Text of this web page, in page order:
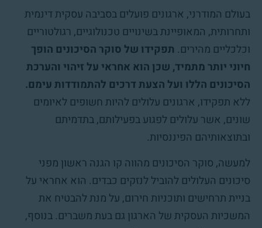
בעולם המודרני, ארגונים פועלים בסביבה עסקית דינמית
ותחרותית, המאופיינת בשינויים טכנולוגיים, רגולטוריים
וכלכליים מהירים. תפקידו של סוקר הסיכונים הופך
חיוני יותר מתמיד, שכן הוא אחראי על זיהוי והערכת
הסיכונים הללו ועל הצעת דרכים להתמודדות עימם.
ללא תפקידו, ארגונים עלולים להיות חשופים לאיומים
שונים, אשר עלולים לפגוע בפעילותם, בתדמיתם
ובתוצאותיהם הפיננסיות.
למעשה, סוקר הסיכונים מהווה קו הגנה ראשון מפני
סיכונים העלולים להוביל לנזקים כבדים. הוא אחראי על
בניית תרחישים ותוכניות חירום, על מנת להבטיח את
המשכיות העסקית של הארגון גם בעת משברים. בנוסף,